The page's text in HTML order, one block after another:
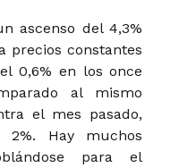
ascenso del 4,3%
precios constantes
0,6% en los once
al mismo
el mes pasado,
2%. Hay muchos
para el